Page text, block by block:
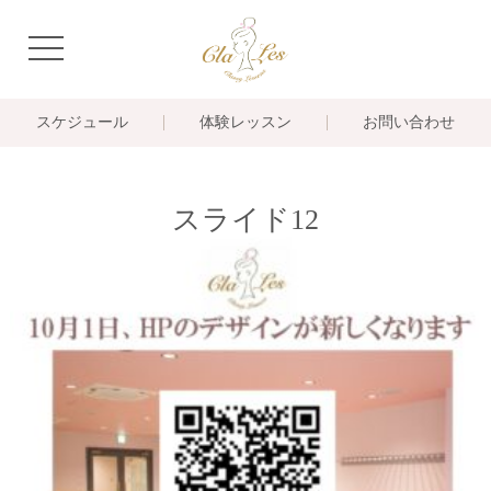
navigation
スケジュール 体験レッスン お問い合わせ
スライド12